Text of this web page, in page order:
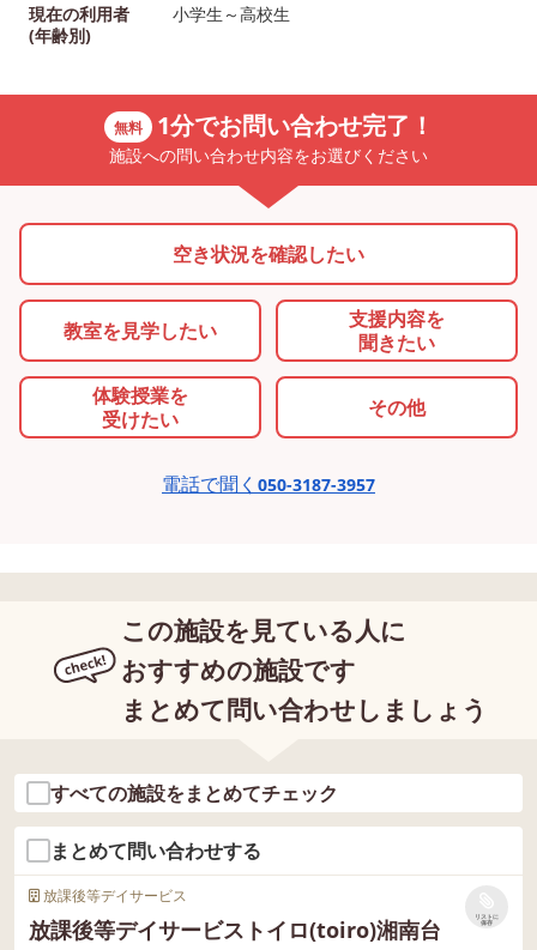
現在の利用者
(年齢別)
小学生～高校生
無料 1分でお問い合わせ完了！
施設への問い合わせ内容をお選びください
空き状況を確認したい
教室を見学したい
支援内容を
聞きたい
体験授業を
受けたい
その他
電話で聞く 050-3187-3957
この施設を見ている人に
おすすめの施設です
まとめて問い合わせしましょう
すべての施設をまとめてチェック
まとめて問い合わせする
放課後等デイサービス
放課後等デイサービストイロ(toiro)湘南台
リストに
保存